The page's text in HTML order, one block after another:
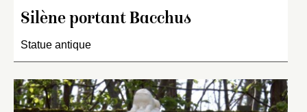
Silène portant Bacchus
Statue antique